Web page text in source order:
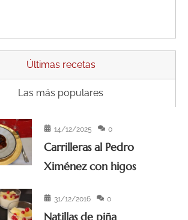
Últimas recetas
Las más populares
14/12/2025 0
Carrilleras al Pedro
Ximénez con higos
31/12/2016 0
Natillas de piña